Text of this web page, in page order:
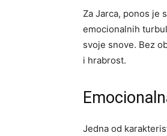
Za Jarca, ponos je
emocionalnih
svoje snove. Bez
i hrabrost.
Jedna od